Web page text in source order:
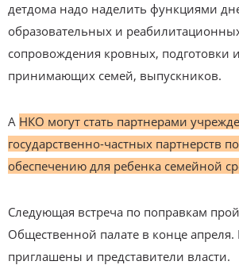
детдома надо наделить функциями
образовательных и
сопровождения кровных, подготовки
принимающих семей, выпускников.
А НКО могут стать партнерами
государственно-частных партнерств
обеспечению для ребенка семейной
Следующая встреча по поправкам
Общественной палате в конце апреля.
приглашены и представители власти.